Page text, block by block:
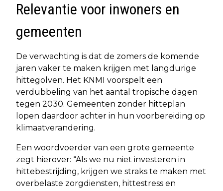
Relevantie voor inwoners en
gemeenten
De verwachting is dat de zomers de komende
jaren vaker te maken krijgen met langdurige
hittegolven. Het KNMI voorspelt een
verdubbeling van het aantal tropische dagen
tegen 2030. Gemeenten zonder hitteplan
lopen daardoor achter in hun voorbereiding op
klimaatverandering.
Een woordvoerder van een grote gemeente
zegt hierover: “Als we nu niet investeren in
hittebestrijding, krijgen we straks te maken met
overbelaste zorgdiensten, hittestress en